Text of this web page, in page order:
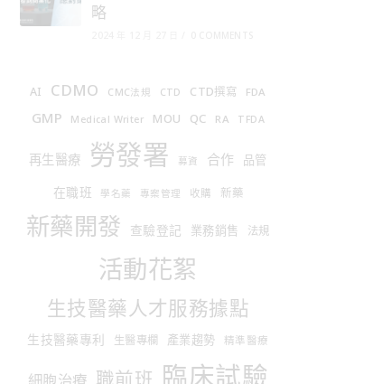
略
AI CDMO CMC法規 CTD CTD撰寫 FDA
GMP Medical Writer MOU QC RA TFDA
再生醫療 勞發署 募資 合作 品管
在職班 學名藥 專案管理 收購 新藥
新藥開發 查驗登記 業務銷售 法規
活動花絮
生技醫藥人才服務據點
生技醫藥專利 生醫專欄 產業趨勢 精準醫療
細胞治療 職前班 臨床試驗